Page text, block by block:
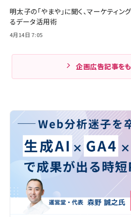
明太子の「やまや」に聞く、マーケティ
るデータ活用術
4月14日 7:05
企画広告記事を